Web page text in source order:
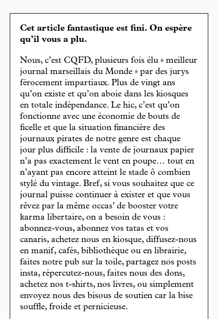
Cet article fantastique est fini. On espère
qu’il vous a plu.
Nous, c’est CQFD, plusieurs fois élu « meilleur
journal marseillais du Monde » par des jurys
férocement impartiaux. Plus de vingt ans
qu’on existe et qu’on aboie dans les kiosques
en totale indépendance. Le hic, c’est qu’on
fonctionne avec une économie de bouts de
ficelle et que la situation financière des
journaux pirates de notre genre est chaque
jour plus difficile : la vente de journaux papier
n’a pas exactement le vent en poupe… tout en
n’ayant pas encore atteint le stade ô combien
stylé du vintage. Bref, si vous souhaitez que ce
journal puisse continuer à exister et que vous
rêvez par la même occas’ de booster votre
karma libertaire, on a besoin de vous :
abonnez-vous, abonnez vos tatas et vos
canaris, achetez nous en kiosque, diffusez-nous
en manif, cafés, bibliothèque ou en librairie,
faites notre pub sur la toile, partagez nos posts
insta, répercutez-nous, faites nous des dons,
achetez nos t-shirts, nos livres, ou simplement
envoyez nous des bisous de soutien car la bise
souffle, froide et pernicieuse.